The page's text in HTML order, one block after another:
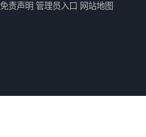
免责声明 管理员入口 网站地图